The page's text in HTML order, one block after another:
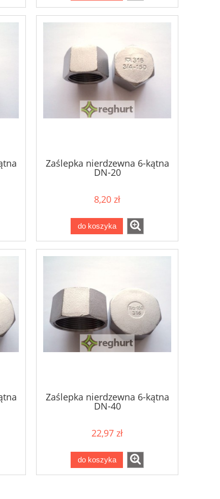
Zaślepka nierdzewna 6-kątna
DN-20
8,20 zł
do koszyka
Zaślepka nierdzewna 6-kątna
DN-40
22,97 zł
do koszyka